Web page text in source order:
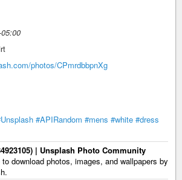
photos/CPmrdbbpnXg
#APIRandom #mens #white #dress
| Unsplash Photo Community
download photos, images, and wallpapers by